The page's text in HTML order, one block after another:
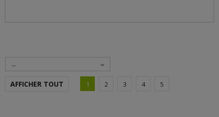
--
AFFICHER TOUT 1 2 3 4 5